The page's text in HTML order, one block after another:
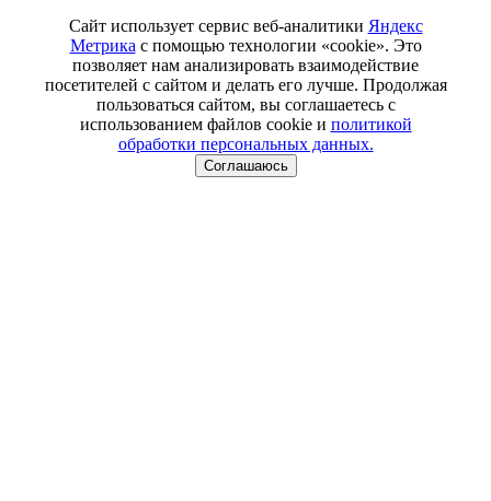
Сайт использует сервис веб-аналитики Яндекс
Метрика с помощью технологии «cookie». Это
позволяет нам анализировать взаимодействие
посетителей с сайтом и делать его лучше. Продолжая
пользоваться сайтом, вы соглашаетесь с
использованием файлов cookie и политикой
обработки персональных данных.
Соглашаюсь